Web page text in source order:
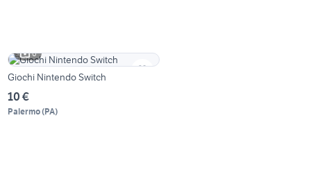
6
Giochi Nintendo Switch
10 €
Palermo(PA)